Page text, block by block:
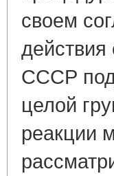
своем
СССР
целой
реакции